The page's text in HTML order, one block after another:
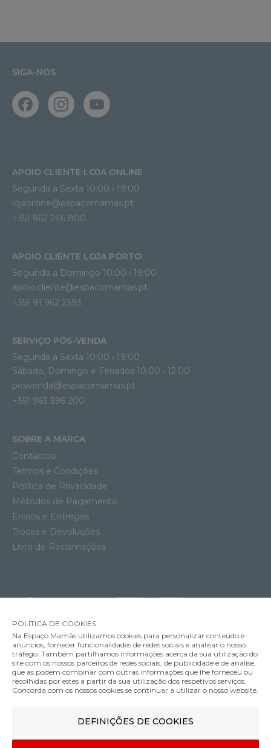
Soutien Amamentação Acolchoado com Aros Anita Miss Spacer
62.95€
Cor
SIGA-NOS
APOIO CLIENTE LOJA ONLINE
Segunda a Sexta 10:00 › 19:00
lojaonline@espacomamas.pt
+351 962 246 800
APOIO CLIENTE LOJA PORTO
Segunda a Domingo 10:00 › 19:00
apoio.cliente@espacomamas.pt
+351 91 962 2393
SERVIÇO PÓS-VENDA
Segunda a Sexta 10:00 › 19:00
Sábado, Domingo e Feriados 10:00 › 12:00
posvenda@espacomamas.pt
+351 963 396 200
SOBRE A MARCA
Contactos
Termos e Condições
Política de Privacidade
Métodos de Pagamento
Envios e Entregas
Trocas e Devoluções
Livro de Reclamações
MÉTODOS DE ENVIO
MÉTODOS DE PAGAMENTO
POLÍTICA DE COOKIES
Na Espaço Mamãs utilizamos cookies para personalizar conteúdo e
anúncios, fornecer funcionalidades de redes sociais e analisar o nosso
tráfego. Também partilhamos informações acerca da sua utilização do
site com os nossos parceiros de redes sociais, de publicidade e de análise,
que as podem combinar com outras informações que lhe forneceu ou
recolhidas por estes a partir da sua utilização dos respetivos serviços.
Concorda com os nossos cookies se continuar a utilizar o nosso website.
DEFINIÇÕES DE COOKIES